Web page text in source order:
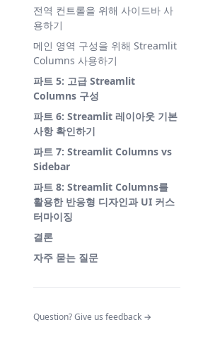
전역 컨트롤을 위해 사이드바 사
용하기
메인 영역 구성을 위해 Streamlit
Columns 사용하기
파트 5: 고급 Streamlit
Columns 구성
파트 6: Streamlit 레이아웃 기본
사항 확인하기
파트 7: Streamlit Columns vs
Sidebar
파트 8: Streamlit Columns를
활용한 반응형 디자인과 UI 커스
터마이징
결론
자주 묻는 질문
Question? Give us feedback →